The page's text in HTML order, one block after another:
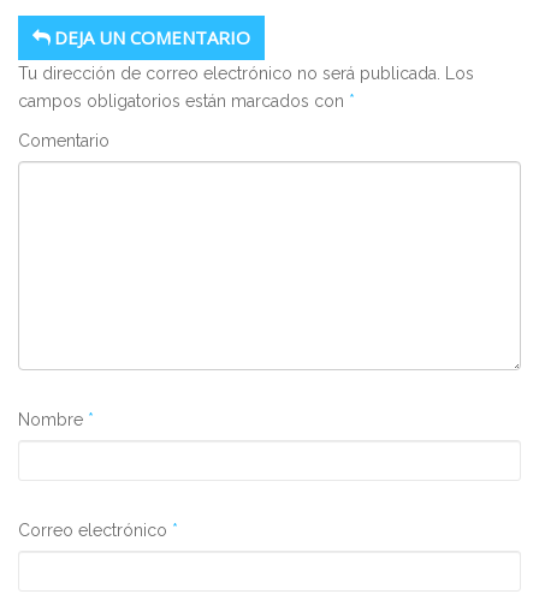
DEJA UN COMENTARIO
Tu dirección de correo electrónico no será publicada.
Los
campos obligatorios están marcados con *
Comentario
Nombre *
Correo electrónico *